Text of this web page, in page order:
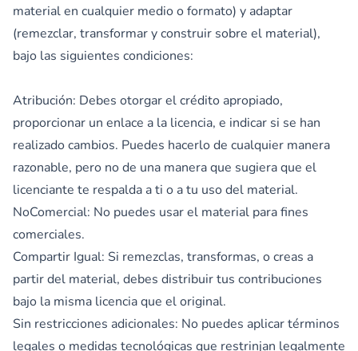
material en cualquier medio o formato) y adaptar
(remezclar, transformar y construir sobre el material),
bajo las siguientes condiciones:
Atribución: Debes otorgar el crédito apropiado,
proporcionar un enlace a la licencia, e indicar si se han
realizado cambios. Puedes hacerlo de cualquier manera
razonable, pero no de una manera que sugiera que el
licenciante te respalda a ti o a tu uso del material.
NoComercial: No puedes usar el material para fines
comerciales.
Compartir Igual: Si remezclas, transformas, o creas a
partir del material, debes distribuir tus contribuciones
bajo la misma licencia que el original.
Sin restricciones adicionales: No puedes aplicar términos
legales o medidas tecnológicas que restrinjan legalmente